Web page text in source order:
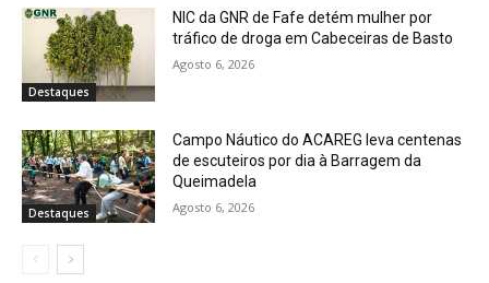
Destaques
NIC da GNR de Fafe detém mulher por
tráfico de droga em Cabeceiras de Basto
Agosto 6, 2026
Destaques
Campo Náutico do ACAREG leva centenas
de escuteiros por dia à Barragem da
Queimadela
Agosto 6, 2026